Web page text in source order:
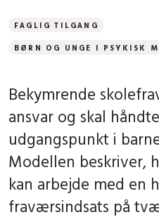
FAGLIG TILGANG
BØRN OG UNGE I PSYKISK
Bekymrende
ansvar og skal
udgangspunkt i
Modellen beskriver,
kan arbejde med en
fraværsindsats på